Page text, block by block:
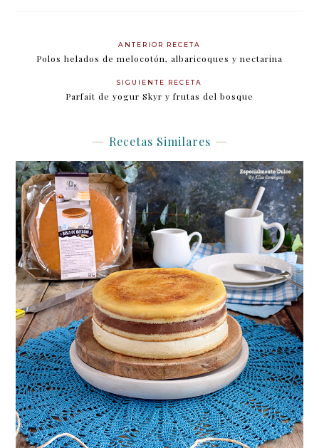
ANTERIOR RECETA
Polos helados de melocotón, albaricoques y nectarina
SIGUIENTE RECETA
Parfait de yogur Skyr y frutas del bosque
Recetas Similares
Tarta de San Marcos súper fácil